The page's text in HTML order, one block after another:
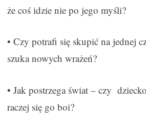
że coś idzie nie po jego myśli?
• Czy potrafi się skupić na jednej
szuka nowych wrażeń?
• Jak postrzega świat – czy
raczej się go boi?